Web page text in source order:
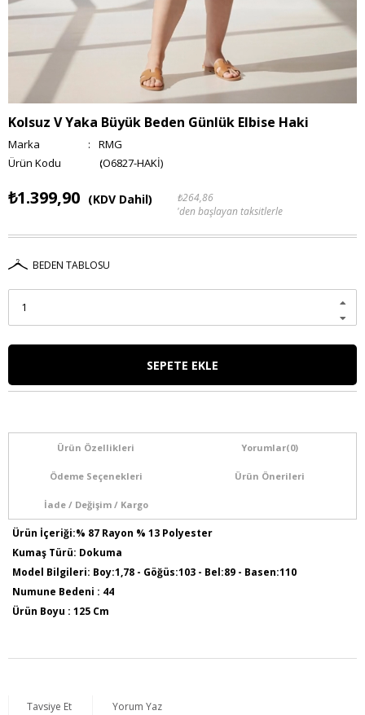
Kolsuz V Yaka Büyük Beden Günlük Elbise Haki
Marka :
RMG
(O6827-HAKİ)
₺1.399,90 (KDV Dahil)
₺264,86
'den başlayan taksitlerle
BEDEN TABLOSU
Ürün Özellikleri Yorumlar(0)
Ödeme Seçenekleri Ürün Önerileri
İade / Değişim / Kargo
Ürün İçeriği:% 87 Rayon % 13 Polyester
Kumaş Türü: Dokuma
Model Bilgileri: Boy:1,78 - Göğüs:103 - Bel:89 - Basen:110
Numune Bedeni : 44
Ürün Boyu : 125 Cm
Tavsiye Et Yorum Yaz